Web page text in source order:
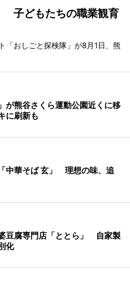
子どもたちの職業観育
「おしごと探検隊」が8月1日、熊
が熊谷さくら運動公園近くに移
に刷新も
中華そば 玄」 理想の味、追
豆腐専門店「ととら」 自家製
化